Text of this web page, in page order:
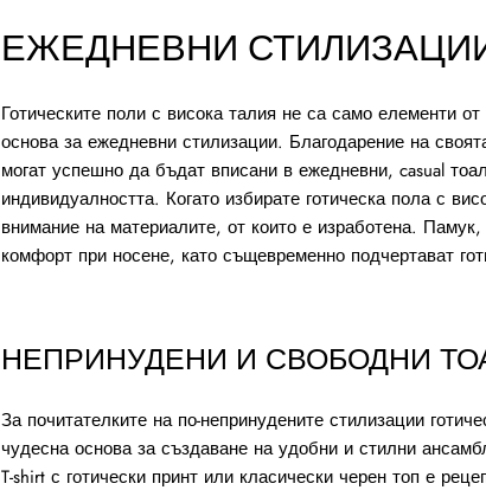
ЕЖЕДНЕВНИ
Готическите поли с висока талия не са само елементи
основа за ежедневни стилизации. Благодарение на
могат успешно да бъдат вписани в ежедневни, casual
индивидуалността. Когато избирате готическа пола с
внимание на материалите, от които е изработена.
комфорт при носене, като същевременно подчертават
НЕПРИНУДЕНИ И СВОБОДНИ
За почитателките на по-непринудените стилизации
чудесна основа за създаване на удобни и стилни
T-shirt с готически принт или класически черен топ е